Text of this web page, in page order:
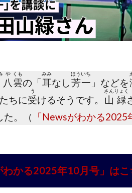
八
や
雲
くも
の「耳
みみ
なし芳
ほう
一
いち
」などを
ちに受
う
けるそうです。 山
さん
緑
りょく
た。（ 「Newsがわかる2025
わかる2025年10月号」はこ